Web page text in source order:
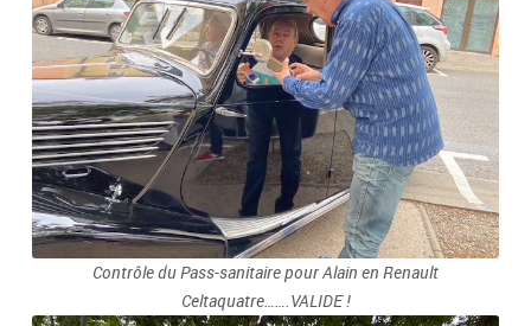
Contrôle du Pass-sanitaire pour Alain en Renault
Celtaquatre…….VALIDE !